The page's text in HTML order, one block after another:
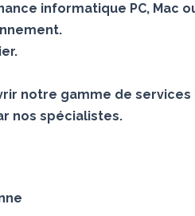
informatique PC, Mac
notre gamme de
nos spécialistes.